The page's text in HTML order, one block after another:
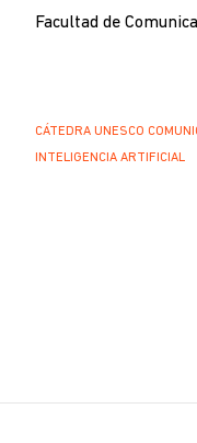
Facultad de
CÁTEDRA UNESCO
INTELIGENCIA ARTIFICIAL